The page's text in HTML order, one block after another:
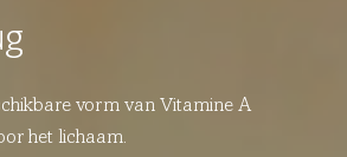
vorm van Vitamine A
het lichaam.